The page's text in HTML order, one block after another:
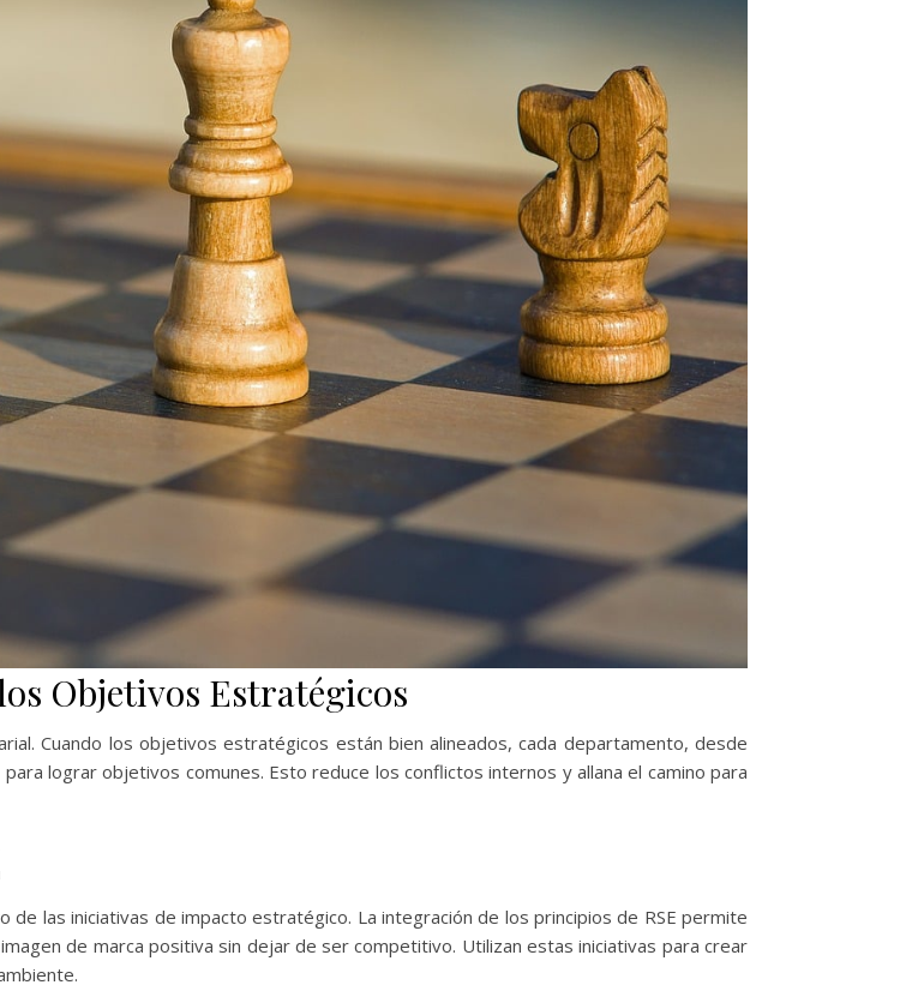
Objetivos Estratégicos
Cuando los objetivos estratégicos están bien alineados, cada departamento, desde
lograr objetivos comunes. Esto reduce los conflictos internos y allana el camino para
las iniciativas de impacto estratégico. La integración de los principios de RSE permite
de marca positiva sin dejar de ser competitivo. Utilizan estas iniciativas para crear